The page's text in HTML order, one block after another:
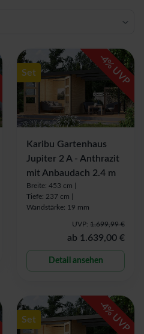
Set
-
4
% UVP
Karibu Gartenhaus
Jupiter 2 A - Anthrazit
mit Anbaudach 2.4 m
Breite: 453 cm |
Tiefe: 237 cm |
Wandstärke: 19 mm
UVP: 1.699,99 €
ab 1.639,00 €
Detail ansehen
Set
-
4
% UVP